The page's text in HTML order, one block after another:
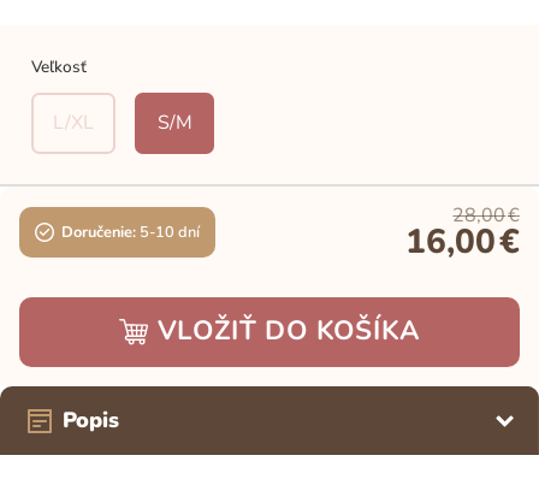
Veľkosť
L/XL S/M
Doručenie: 5-10 dní
28,00€
16,00€
VLOŽIŤ DO KOŠÍKA
Popis